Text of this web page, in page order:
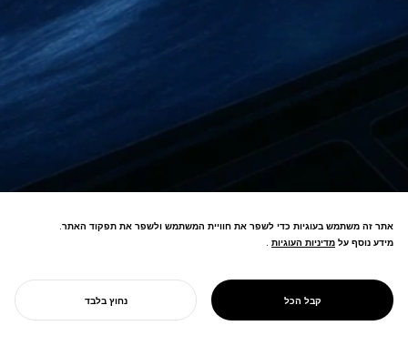
אסטרטגיית עיצוב
פסולת גרעינית
ביפן
הרדיואקטיבית של יפן, גישור לעתידות
אנרגיה מתחדשת.
אתר זה משתמש בעוגיות כדי לשפר את חוויית המשתמש ולשפר את תפקוד האתר.
מידע נוסף על מדיניות העוגיות
מדיניות העוגיות .
קבל הכל נחוץ בלבד